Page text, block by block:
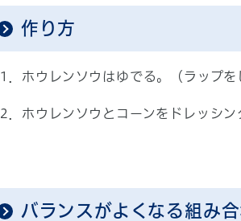
作り方
1．ホウレンソウはゆでる。（ラップ
2．ホウレンソウとコーンをドレッシン
バランスがよくなる組み合